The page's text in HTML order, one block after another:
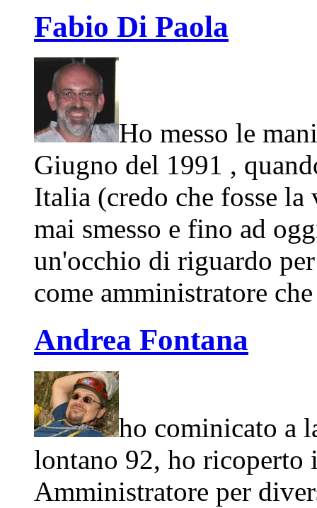
Fabio Di Paola
Ho messo le
Giugno del 1991 ,
Italia (credo che fosse
mai smesso e fino ad
un'occhio di riguardo
come amministratore
Andrea Fontana
ho cominicato a
lontano 92, ho
Amministratore per